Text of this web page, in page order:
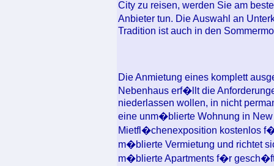
City zu reisen, werden Sie am
Anbieter tun. Die Auswahl an
Tradition ist auch in den
Die Anmietung eines komplett
Nebenhaus erf�llt die
niederlassen wollen, in nicht
eine unm�blierte Wohnung in
Mietfl�chenexposition kostenlos
m�blierte Vermietung und richtet
m�blierte Apartments f�r